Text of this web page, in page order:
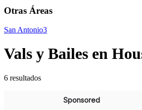
Otras Áreas
San Antonio3
Vals y Bailes en
6 resultados